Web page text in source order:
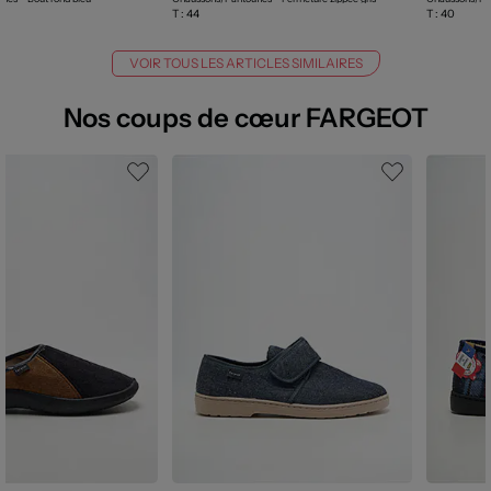
T : 44 T : 40
VOIR TOUS LES ARTICLES SIMILAIRES
Nos coups de cœur FARGEOT